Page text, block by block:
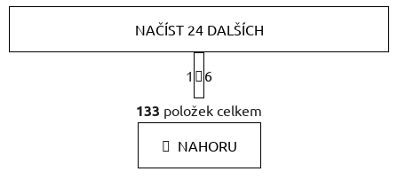
O
v
á
d
NAČÍST 24 DALŠÍCH
t
r
á
n
k
1 6
133 položek celkem
NAHORU